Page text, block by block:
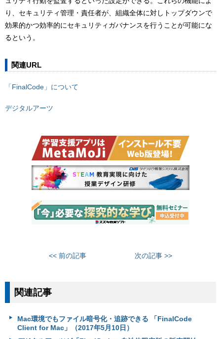
り、セキュリティ管理・責任者が、組織全体に対しトップダウンで
効果的かつ効率的にセキュリティガバナンスを行うことが可能にな
るという。
関連URL
「FinalCode」について
デジタルアーツ
<< 前の記事 次の記事 >>
関連記事
Mac環境でもファイル暗号化・追跡できる 「FinalCode
Client for Mac」（2017年5月10日）